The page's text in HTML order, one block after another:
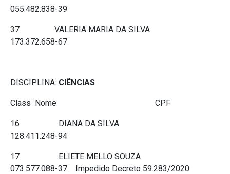
055.482.838-39
37 VALERIA MARIA DA SILVA
173.372.658-67
DISCIPLINA: CIÊNCIAS
Class Nome CPF
16 DIANA DA SILVA
128.411.248-94
17 ELIETE MELLO SOUZA
073.577.088-37 Impedido Decreto 59.283/2020